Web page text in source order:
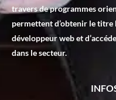
travers de programmes
permettent d’obtenir le titre
développeur web et
dans le secteur.